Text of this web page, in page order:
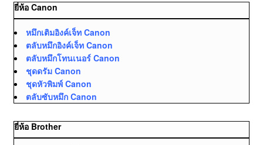
ยี่ห้อ Canon
หมึกเติมอิงค์เจ็ท Canon
ตลับหมึกอิงค์เจ็ท Canon
ตลับหมึกโทนเนอร์ Canon
ชุดดรัม Canon
ชุดหัวพิมพ์ Canon
ตลับซับหมึก Canon
ยี่ห้อ Brother